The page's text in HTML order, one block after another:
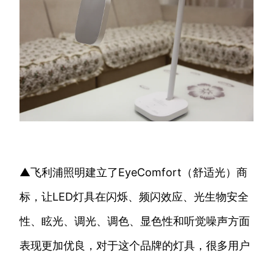
▲飞利浦照明建立了EyeComfort（舒适光）商
标，让LED灯具在闪烁、频闪效应、光生物安全
性、眩光、调光、调色、显色性和听觉噪声方面
表现更加优良，对于这个品牌的灯具，很多用户